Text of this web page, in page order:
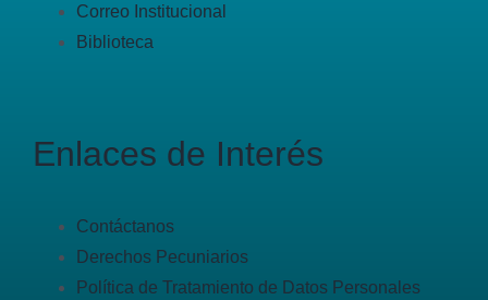
Correo Institucional
Biblioteca
Enlaces de Interés
Contáctanos
Derechos Pecuniarios
Política de Tratamiento de Datos Personales